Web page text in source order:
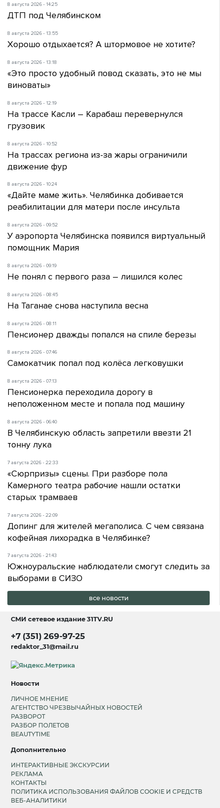
8 августа 2026 - 14:25
ДТП под Челябинском
8 августа 2026 - 13:55
Хорошо отдыхается? А штормовое не хотите?
8 августа 2026 - 13:18
«Это просто удобный повод сказать, это не мы
виноваты»
8 августа 2026 - 12:19
На трассе Касли – Карабаш перевернулся
грузовик
8 августа 2026 - 10:52
На трассах региона из-за жары ограничили
движение фур
8 августа 2026 - 10:24
«Дайте маме жить». Челябинка добивается
реабилитации для матери после инсульта
8 августа 2026 - 09:52
У аэропорта Челябинска появился виртуальный
помощник Мария
8 августа 2026 - 09:19
Не понял с первого раза – лишился колес
8 августа 2026 - 08:45
На Таганае снова наступила весна
8 августа 2026 - 08:11
Пенсионер дважды попался на спиле березы
8 августа 2026 - 07:46
Самокатчик попал под колёса легковушки
8 августа 2026 - 07:13
Пенсионерка переходила дорогу в
неположенном месте и попала под машину
8 августа 2026 - 06:40
В Челябинскую область запретили ввезти 21
тонну лука
7 августа 2026 - 22:33
«Сюрпризы» сцены. При разборе пола
Камерного театра рабочие нашли остатки
старых трамваев
7 августа 2026 - 22:09
Допинг для жителей мегаполиса. С чем связана
кофейная лихорадка в Челябинке?
7 августа 2026 - 21:43
Южноуральские наблюдатели смогут следить за
выборами в СИЗО
все новости
СМИ сетевое издание31TV.RU
+7 (351) 269-97-25
redaktor_31@mail.ru
Новости
ЛИЧНОЕ МНЕНИЕ
АГЕНТСТВО ЧРЕЗВЫЧАЙНЫХ НОВОСТЕЙ
РАЗВОРОТ
РАЗБОР ПОЛЕТОВ
BEAUTYTIME
Дополнительно
ИНТЕРАКТИВНЫЕ ЭКСКУРСИИ
РЕКЛАМА
КОНТАКТЫ
ПОЛИТИКА ИСПОЛЬЗОВАНИЯ ФАЙЛОВ COOKIE И СРЕДСТВ
ВЕБ-АНАЛИТИКИ